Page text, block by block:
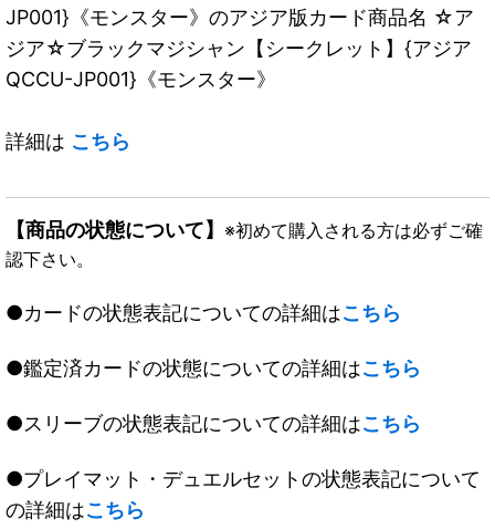
JP001}《モンスター》のアジア版カード商品名 ☆ア
ジア☆ブラックマジシャン【シークレット】{アジア
QCCU-JP001}《モンスター》
詳細は こちら
【商品の状態について】 ※初めて購入される方は必ずご確
認下さい。
●カードの状態表記についての詳細はこちら
●鑑定済カードの状態についての詳細はこちら
●スリーブの状態表記についての詳細はこちら
●プレイマット・デュエルセットの状態表記について
の詳細はこちら